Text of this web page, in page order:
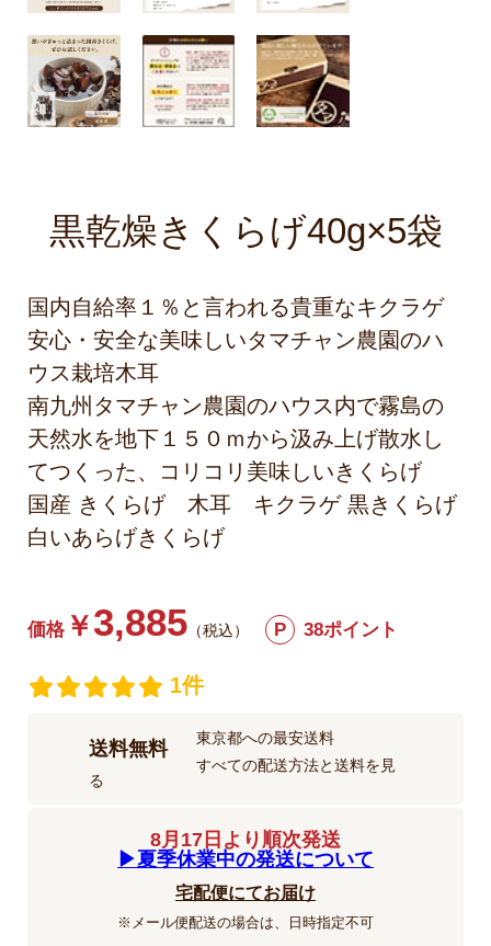
黒乾燥きくらげ40g×5袋
国内自給率１％と言われる貴重なキクラゲ
安心・安全な美味しいタマチャン農園のハ
ウス栽培木耳
南九州タマチャン農園のハウス内で霧島の
天然水を地下１５０ｍから汲み上げ散水し
てつくった、コリコリ美味しいきくらげ
国産 きくらげ 木耳 キクラゲ 黒きくらげ
白いあらげきくらげ
価格 ￥3,885 （税込） P 38ポイント
1件
送料無料
東京都への最安送料
すべての配送方法と送料を見
る
8月17日より順次発送
▶︎夏季休業中の発送について
宅配便にてお届け
※メール便配送の場合は、日時指定不可